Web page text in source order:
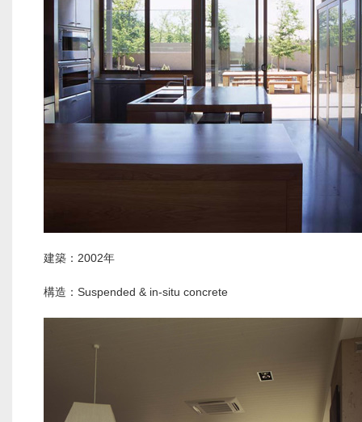
建築：2002年
構造：Suspended & in-situ concrete